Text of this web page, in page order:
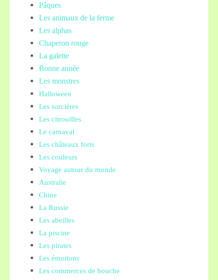
Pâques
Les animaux de la ferme
Les alphas
Chaperon rouge
La galette
Bonne année
Les monstres
Halloween
Les sorcières
Les citrouilles
Le carnaval
Les châteaux forts
Les couleurs
Voyage autour du monde
Australie
Chine
La Russie
Les abeilles
La piscine
Les pirates
Les émotions
Les commerces de bouche